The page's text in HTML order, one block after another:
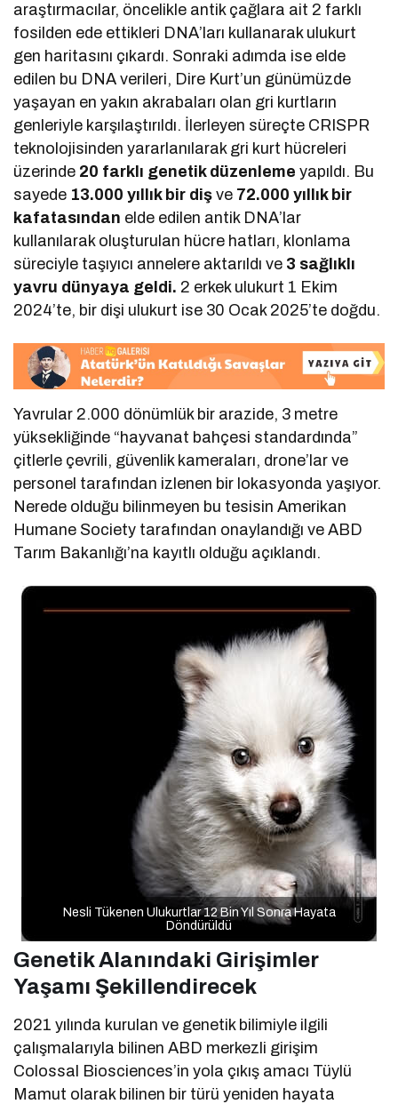
araştırmacılar, öncelikle antik çağlara ait 2 farklı
fosilden ede ettikleri DNA’ları kullanarak ulukurt
gen haritasını çıkardı. Sonraki adımda ise elde
edilen bu DNA verileri, Dire Kurt’un günümüzde
yaşayan en yakın akrabaları olan gri kurtların
genleriyle karşılaştırıldı. İlerleyen süreçte CRISPR
teknolojisinden yararlanılarak gri kurt hücreleri
üzerinde 20 farklı genetik düzenlemeyapıldı. Bu
sayede 13.000 yıllık bir diş ve 72.000 yıllık bir
kafatasından elde edilen antik DNA’lar
kullanılarak oluşturulan hücre hatları, klonlama
süreciyle taşıyıcı annelere aktarıldı ve 3 sağlıklı
yavru dünyaya geldi. 2 erkek ulukurt 1 Ekim
2024’te, bir dişi ulukurt ise 30 Ocak 2025’te doğdu.
Yavrular 2.000 dönümlük bir arazide, 3 metre
yüksekliğinde “hayvanat bahçesi standardında”
çitlerle çevrili, güvenlik kameraları, drone’lar ve
personel tarafından izlenen bir lokasyonda yaşıyor.
Nerede olduğu bilinmeyen bu tesisin Amerikan
Humane Society tarafından onaylandığı ve ABD
Tarım Bakanlığı’na kayıtlı olduğu açıklandı.
Nesli Tükenen Ulukurtlar 12 Bin Yıl Sonra Hayata
Döndürüldü
Genetik Alanındaki Girişimler
Yaşamı Şekillendirecek
2021 yılında kurulan ve genetik bilimiyle ilgili
çalışmalarıyla bilinen ABD merkezli girişim
Colossal Biosciences’in yola çıkış amacı Tüylü
Mamut olarak bilinen bir türü yeniden hayata